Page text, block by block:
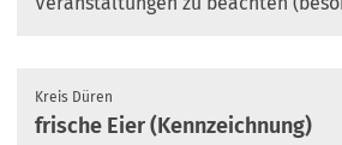
Kreis Düren
frische Eier (Kennzeichnung)